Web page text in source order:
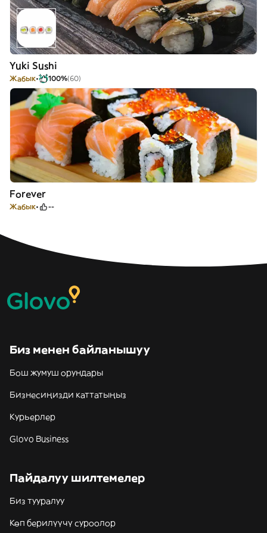
Yuki Sushi
Жабык 100%(60)
Forever
Жабык --
Биз менен байланышуу
Бош жумуш орундары
Бизнесиңизди каттатыңыз
Курьерлер
Glovo Business
Пайдалуу шилтемелер
Биз тууралуу
Көп берилүүчү суроолор